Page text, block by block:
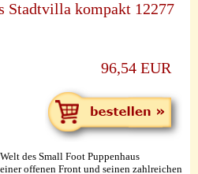
Stadtvilla kompakt 12277
96,54 EUR
des Small Foot Puppenhaus
offenen Front und seinen zahlreichen